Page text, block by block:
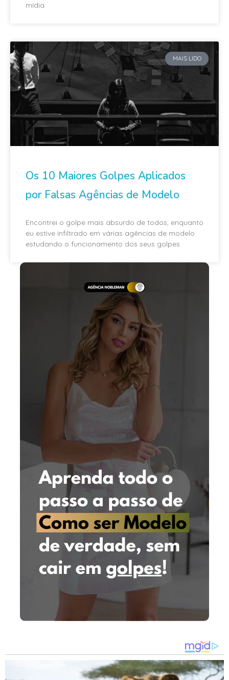
mídia
MAIS LIDO
Os 10 Maiores Golpes Aplicados
por Falsas Agências de Modelo
Encontrei o golpe mais absurdo de todos, enquanto
eu estive infiltrado em várias agências de modelo
estudando o funcionamento dos seus golpes